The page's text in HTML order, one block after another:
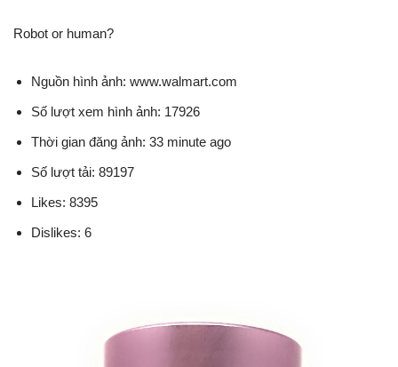
Robot or human?
Nguồn hình ảnh: www.walmart.com
Số lượt xem hình ảnh: 17926
Thời gian đăng ảnh: 33 minute ago
Số lượt tải: 89197
Likes: 8395
Dislikes: 6